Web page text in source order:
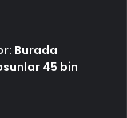
Burada
45 bin